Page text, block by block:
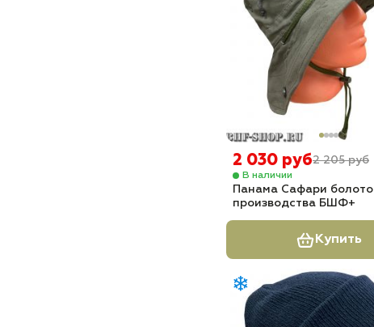
2 030 руб2 205 руб
В наличии
Панама Сафари болото
производства БШФ+
Купить